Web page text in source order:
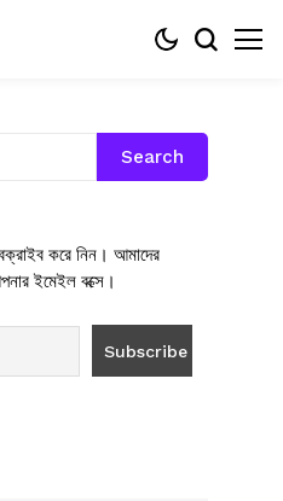
Search
করে নিন। আমাদের
ইমেইল বক্সে।